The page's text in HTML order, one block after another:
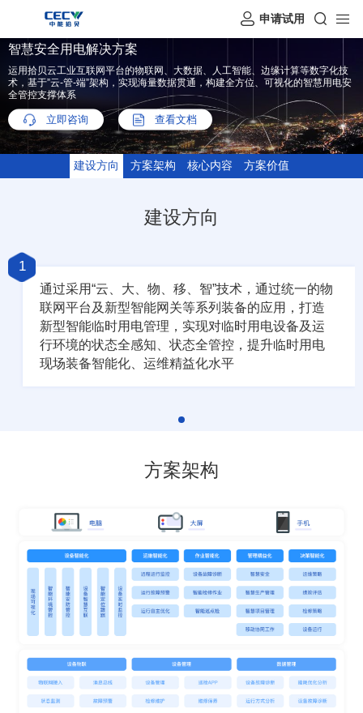
申请试用
智慧安全用电解决方案
运用拾贝云工业互联网平台的物联网、大数据、人工智能、边缘计算等数字化技
术，基于”云-管-端”架构，实现海量数据贯通，构建全方位、可视化的智慧用电安
全管控支撑体系
立即咨询 查看文档
建设方向 方案架构 核心内容 方案价值
建设方向
1
通过采用“云、大、物、移、智”技术，通过统一的物
联网平台及新型智能网关等系列装备的应用，打造
新型智能临时用电管理，实现对临时用电设备及运
行环境的状态全感知、状态全管控，提升临时用电
现场装备智能化、运维精益化水平
方案架构